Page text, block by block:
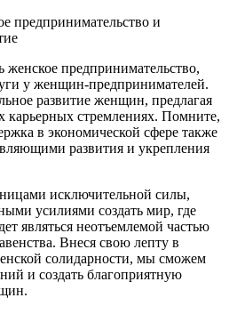
предпринимательство и
женское предпринимательство,
у женщин-предпринимателей.
развитие женщин, предлагая
стремлениях. Помните,
в экономической сфере также
развития и укрепления
исключительной силы,
усилиями создать мир, где
являться неотъемлемой частью
Внеся свою лепту в
солидарности, мы сможем
и создать благоприятную